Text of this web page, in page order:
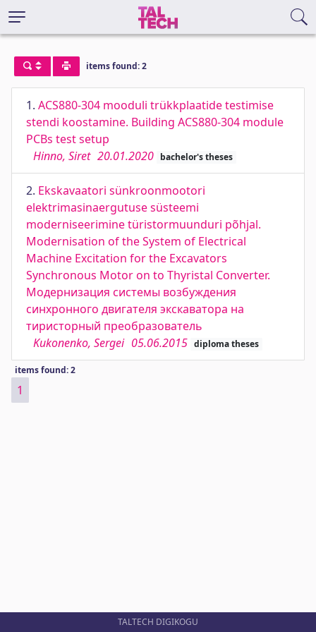
items found: 2
1. ACS880-304 mooduli trükkplaatide testimise
stendi koostamine. Building ACS880-304 module
PCBs test setup
Hinno, Siret 20.01.2020 bachelor's theses
2. Ekskavaatori sünkroonmootori
elektrimasinaergutuse süsteemi
moderniseerimine türistormuunduri põhjal.
Modernisation of the System of Electrical
Machine Excitation for the Excavators
Synchronous Motor on to Thyristal Converter.
Модернизация системы возбуждения
синхронного двигателя экскаватора на
тиристорный преобразователь
Kukonenko, Sergei 05.06.2015 diploma theses
items found: 2
1
TALTECH DIGIKOGU